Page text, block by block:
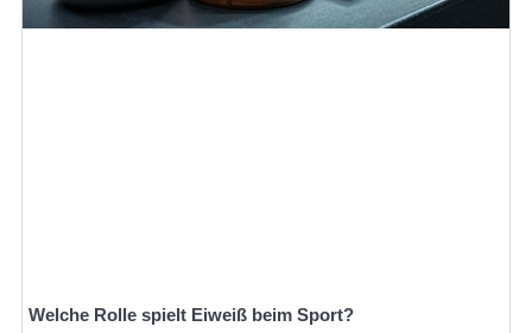
Welche Rolle spielt Eiweiß beim Sport?